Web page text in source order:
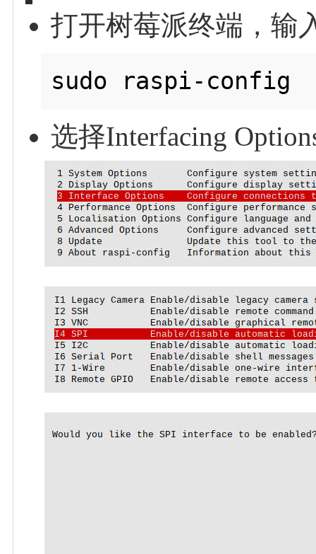
打开树莓派终端，输
选择Interfacing